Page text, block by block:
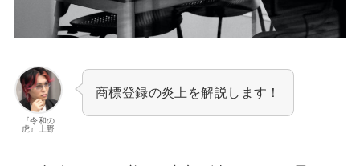
『令和の
虎』上野
商標登録の炎上を解説します！